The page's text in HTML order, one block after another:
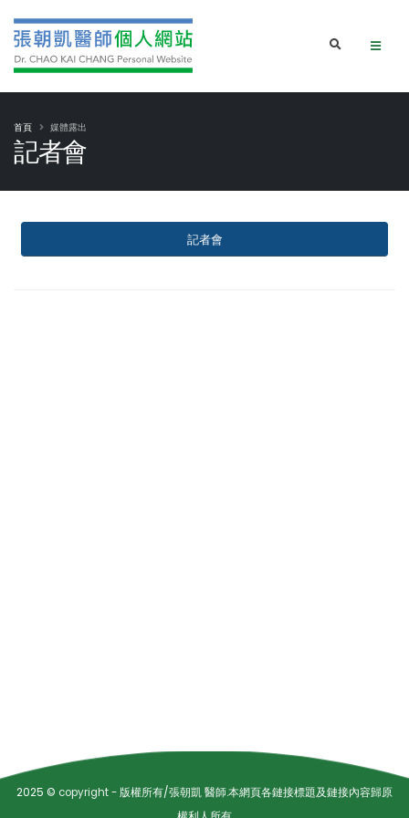
記者會
首頁 媒體露出
記者會
2025 © copyright- 版權所有/張朝凱 醫師.本網頁各鏈接標題及鏈接內容歸原